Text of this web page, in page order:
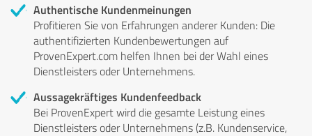
Authentische Kundenmeinungen
Profitieren Sie von Erfahrungen anderer Kunden: Die
authentifizierten Kundenbewertungen auf
ProvenExpert.com helfen Ihnen bei der Wahl eines
Dienstleisters oder Unternehmens.
Aussagekräftiges Kundenfeedback
Bei ProvenExpert wird die gesamte Leistung eines
Dienstleisters oder Unternehmens (z.B. Kundenservice,